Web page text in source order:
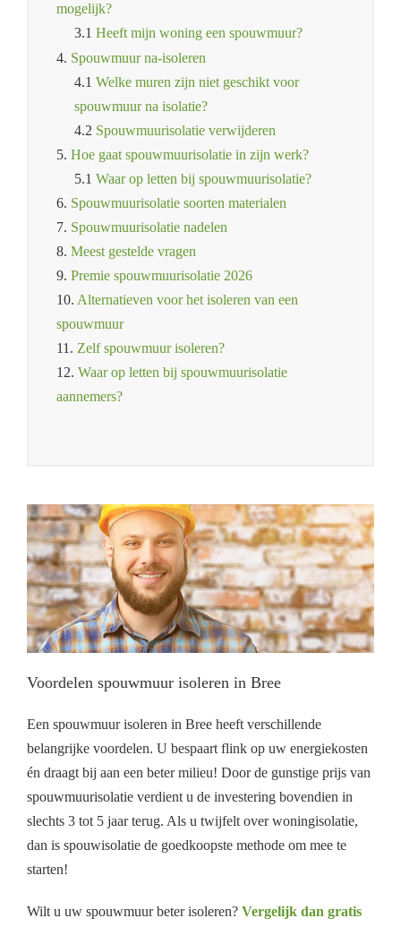
mogelijk?
3.1 Heeft mijn woning een spouwmuur?
4. Spouwmuur na-isoleren
4.1 Welke muren zijn niet geschikt voor
spouwmuur na isolatie?
4.2 Spouwmuurisolatie verwijderen
5. Hoe gaat spouwmuurisolatie in zijn werk?
5.1 Waar op letten bij spouwmuurisolatie?
6. Spouwmuurisolatie soorten materialen
7. Spouwmuurisolatie nadelen
8. Meest gestelde vragen
9. Premie spouwmuurisolatie 2026
10. Alternatieven voor het isoleren van een
spouwmuur
11. Zelf spouwmuur isoleren?
12. Waar op letten bij spouwmuurisolatie
aannemers?
Voordelen spouwmuur isoleren in Bree
Een spouwmuur isoleren in Bree heeft verschillende
belangrijke voordelen. U bespaart flink op uw energiekosten
én draagt bij aan een beter milieu! Door de gunstige prijs van
spouwmuurisolatie verdient u de investering bovendien in
slechts 3 tot 5 jaar terug. Als u twijfelt over woningisolatie,
dan is spouwisolatie de goedkoopste methode om mee te
starten!
Wilt u uw spouwmuur beter isoleren? Vergelijk dan gratis